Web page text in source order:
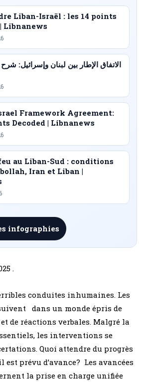
Liban-Israël : les 14 points
Libnanews
Framework Agreement:
Decoded | Libnanews
au Liban-Sud : conditions
Iran et Liban |
infographies
.
conduites inhumaines. Les
dans un monde épris de
de réactions verbales. Malgré la
les interventions se
Quoi attendre du progrès
prévu d’avance? Les avancées
la prise en charge unifiée